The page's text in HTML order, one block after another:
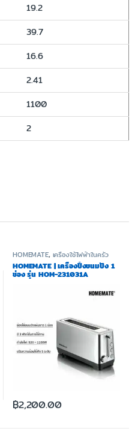
HOMEMATE, เครื่องใช้ไฟฟ้าในครัว
HOMEMATE | เครื่องปิ้งขนมปัง 1
ช่อง รุ่น HOM-231031A
฿2,200.00
19.2
39.7
16.6
2.41
1100
2